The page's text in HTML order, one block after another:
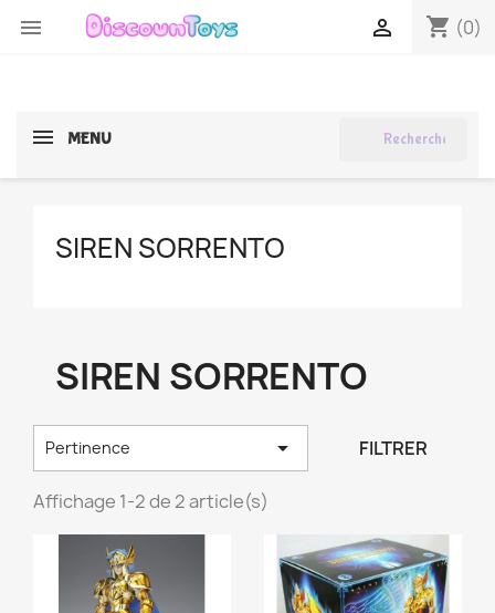
 shopping_cart (0)

MENU
SIREN SORRENTO
SIREN SORRENTO
Pertinence  FILTRER
Affichage 1-2 de 2 article(s)